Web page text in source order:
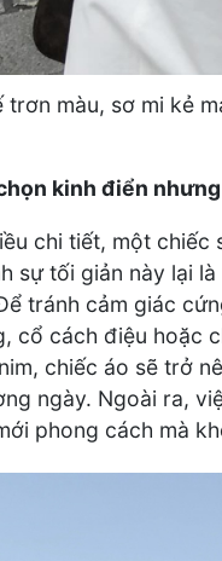
trơn màu, sơ mi kẻ
kinh điển
chi tiết, một
sự tối giản này lại
tránh cảm giác
cổ cách điệu hoặc
chiếc áo sẽ trở
ngày. Ngoài ra,
phong cách mà